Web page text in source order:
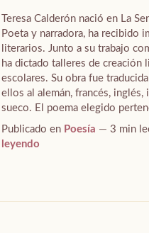
Teresa Calderón nació en La
Poeta y narradora, ha recibido
literarios. Junto a su trabajo
ha dictado talleres de creación
escolares. Su obra fue
ellos al alemán, francés,
sueco. El poema elegido
Publicado en Poesía 3 min
leyendo